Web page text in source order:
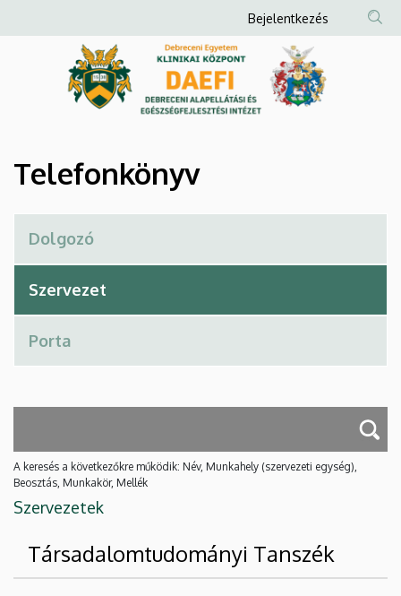
Debreceni
és
Egészségfejlesztési
Intézet
a
Anonim
Felhasználói
fiók
menüje
Bejelentkezés
Telefonkönyv
A keresés a következőkre működik: Név, Munkahely (szervezeti egység),
Beosztás, Munkakör, Mellék
Szervezetek
Társadalomtudományi Tanszék